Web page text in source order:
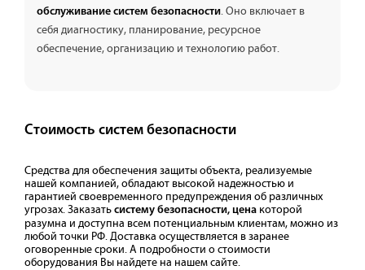
обслуживание систем безопасности. Оно включает в
себя диагностику, планирование, ресурсное
обеспечение, организацию и технологию работ.
Стоимость систем безопасности
Средства для обеспечения защиты объекта, реализуемые
нашей компанией, обладают высокой надежностью и
гарантией своевременного предупреждения об различных
угрозах. Заказать систему безопасности, цена которой
разумна и доступна всем потенциальным клиентам, можно из
любой точки РФ. Доставка осуществляется в заранее
оговоренные сроки. А подробности о стоимости
оборудования Вы найдете на нашем сайте.